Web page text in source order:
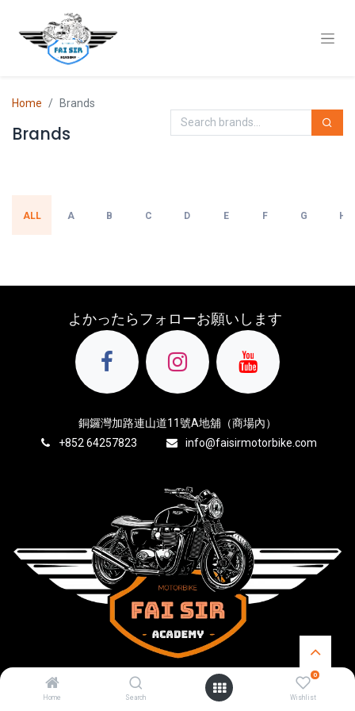
Home Search
0
Wishlist
Home Brands
Brands
ALL A B C D E F G H
よかったらフォローお願いします
銅鑼灣加路連山道11號A地舖（商場內）
+852 64257823 info@faisirmotorbike.com
Copyright © MERCURY